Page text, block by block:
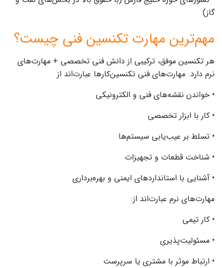
گاز)
مهم‌ترین مهارت‌ تکنسین فنی چیست؟
هر تکنسین موفق، ترکیبی از دانش فنی تخصصی + مهارت‌های
نرم دارد. مهارت‌های فنی تکنسین‌کارها عبارت‌اند از
• خواندن نقشه‌های فنی و الکترونیکی
• کار با ابزار تخصصی
• تسلط بر عیب‌یابی سیستم‌ها
• شناخت قطعات و تجهیزات
• آشنایی با استانداردهای ایمنی و بهره‌برداری
مهارت‌های نرم عبارت‌اند از:
• کار تیمی
• مسئولیت‌پذیری
• ارتباط موثر با مشتری یا سرپرست